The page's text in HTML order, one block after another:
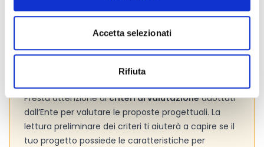
Accetta selezionati
Rifiuta
Consigli degli esperti
Presta attenzione aicriteri di valutazioneadottati
dall’Ente per valutare le proposte progettuali. La
lettura preliminare dei criteri ti aiuterà a capire se il
tuo progetto possiede le caratteristiche per